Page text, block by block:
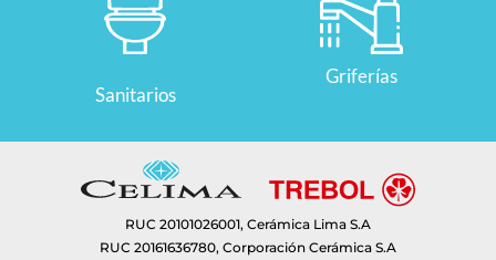
Sanitarios
Griferías
RUC 20101026001, Cerámica Lima S.A
RUC 20161636780, Corporación Cerámica S.A